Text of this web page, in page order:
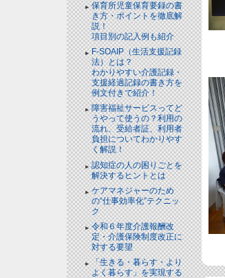
保育所児童保育要録の書
き方・ポイントを徹底解
説！
項目別の記入例も紹介
F-SOAIP（生活支援記録
法）とは？
わかりやすい介護記録・
支援経過記録の書き方を
例文付きで紹介！
障害福祉サービスってど
うやって使うの？利用の
流れ、受給者証、利用者
負担についてわかりやす
く解説！
認知症の人の困りごとを
解決するヒントとは
ケアマネジャーのため
の“仕事効率化”テクニッ
ク
令和６年度介護報酬改
定・介護保険制度改正に
対する要望
「生きる・暮らす・より
よく暮らす」を実現する